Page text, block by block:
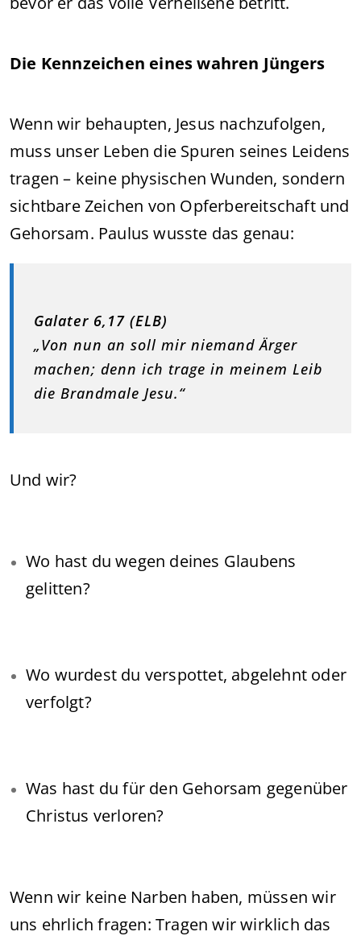
Die Kennzeichen eines wahren Jüngers
Wenn wir behaupten, Jesus nachzufolgen,
muss unser Leben die Spuren seines Leidens
tragen – keine physischen Wunden, sondern
sichtbare Zeichen von Opferbereitschaft und
Gehorsam. Paulus wusste das genau:
Galater 6,17 (ELB)
„Von nun an soll mir niemand Ärger
machen; denn ich trage in meinem Leib
die Brandmale Jesu.“
Und wir?
Wo hast du wegen deines Glaubens
gelitten?
Wo wurdest du verspottet, abgelehnt oder
verfolgt?
Was hast du für den Gehorsam gegenüber
Christus verloren?
Wenn wir keine Narben haben, müssen wir
uns ehrlich fragen: Tragen wir wirklich das